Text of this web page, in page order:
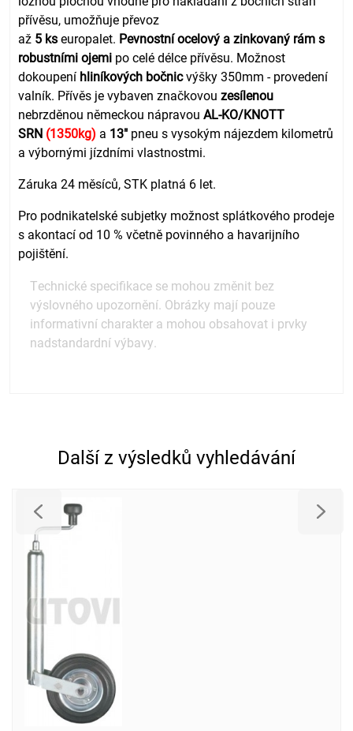
přívěsu, umožňuje převoz
až 5 kseuropalet. Pevnostní ocelový a zinkovaný rám s
robustními ojemi po celé délce přívěsu. Možnost
dokoupení hliníkových bočnicvýšky 350mm - provedení
valník. Přívěs je vybaven značkovouzesílenou
nebrzděnou německou nápravouAL-KO/KNOTT
SRN (1350kg) a 13" pneu s vysokým nájezdem kilometrů
a výbornými jízdními vlastnostmi.
Záruka 24 měsíců, STK platná 6 let.
Pro podnikatelské subjetky možnost splátkového prodeje
s akontací od 10 % včetně povinného a havarijního
pojištění.
Technické specifikace se mohou změnit bez
výslovného upozornění. Obrázky mají pouze
informativní charakter a mohou obsahovat i prvky
nadstandardní výbavy.
Další z výsledků vyhledávání